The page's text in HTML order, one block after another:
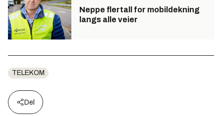
Neppe flertall for mobil­dekning
langs alle veier
TELEKOM
Del